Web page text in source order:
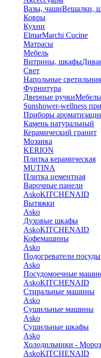
Вазы, чашиВешалки,
Ковры
Кухни
ElmarMarchi Cucine
Матрасы
Мебель
Витрины, шкафы
Свет
Напольные
Фурнитура
Дверные ручки
Sunshower-wellness
Приборы
Камень натуральный
Керамический гранит
Мозаика
KERION
Плитка керамическая
MUTINA
Плитка цементная
Варочные панели
AskoKITCHENAID
Вытяжки
Asko
Духовые шкафы
AskoKITCHENAID
Кофемашины
Asko
Подогреватели посуды
Asko
Посудомоечные
AskoKITCHENAID
Стиральные машины
Asko
Сушильные машины
Asko
Сушильные шкафы
Asko
Холодильники -
AskoKITCHENAID